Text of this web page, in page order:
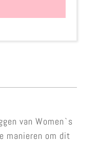
van Women`s
manieren om dit